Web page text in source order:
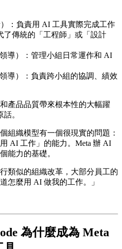
：負責用 AI 工具實際完成工作
了傳統的「工程師」或「設計
導）：管理小組日常運作和 AI
導）：負責跨小組的協調、績效
產品品質帶來根本性的大幅躍
。
組織模型有一個很現實的問題：
AI 工作」的能力。Meta 辦 AI
能力的基礎。
類似的組織改革，大部分員工的
怎麼用 AI 做我的工作。」
為什麼成為 Meta